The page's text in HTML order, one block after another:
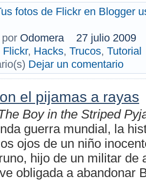
fotos de Flickr en Blogger
Odomera
27 julio 2009
Flickr, Hacks, Trucos, Tutorial
Dejar un comentario
el pijamas a rayas
Boy in the Striped
guerra mundial, la
ojos de un niño
hijo de un militar de
obligada a abandonar